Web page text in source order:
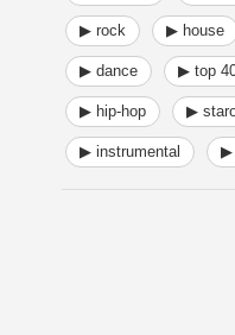
▶ rock ▶ house
▶ dance ▶ top
▶ hip-hop ▶
▶ instrumental ▶